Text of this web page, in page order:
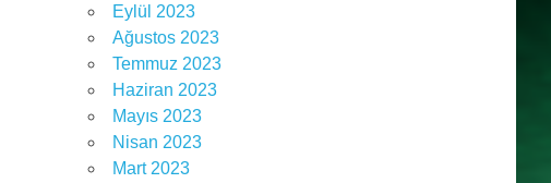
Eylül 2023
Ağustos 2023
Temmuz 2023
Haziran 2023
Mayıs 2023
Nisan 2023
Mart 2023